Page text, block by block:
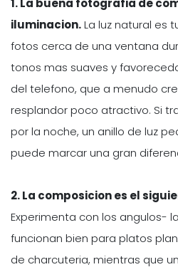
iluminacion.La luz natural es
fotos cerca de una ventana
tonos mas suaves y
del telefono, que a menudo
resplandor poco atractivo. Si
por la noche, un anillo de luz
puede marcar una gran
2. La composicion es el
Experimenta con los angulos-
funcionan bien para platos
de charcuteria, mientras que